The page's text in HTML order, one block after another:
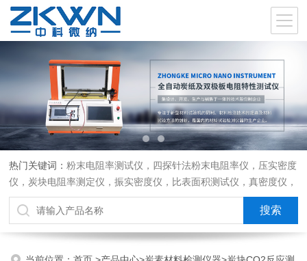
热门关键词：粉末电阻率测试仪，四探针法粉末电阻率仪，压实密度
仪，炭块电阻率测定仪，振实密度仪，比表面积测试仪，真密度仪，
炭块热膨胀仪，炭块透气率仪，炭块二氧化碳反应测定仪